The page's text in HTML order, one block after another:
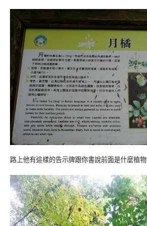
路上他有這樣的告示牌跟你書說前面是什麼植物